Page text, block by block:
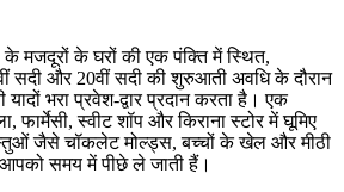
के मजदूरों के घरों की एक पंक्ति में स्थित,
सदी और 20वीं सदी की शुरुआती अवधि के दौरान
भरा प्रवेश-द्वार प्रदान करता है। एक
फार्मेसी, स्वीट शॉप और किराना स्टोर में घूमिए
जैसे चॉकलेट मोल्ड्स, बच्चों के खेल और मीठी
आपको समय में पीछे ले जाती हैं।